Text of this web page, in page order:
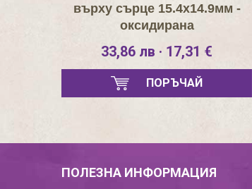
върху сърце 15.4х14.9мм -
оксидирана
33,86 лв · 17,31 €
ПОРЪЧАЙ
ПОЛЕЗНА ИНФОРМАЦИЯ